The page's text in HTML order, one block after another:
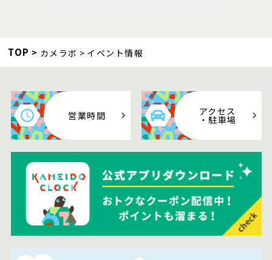
TOP カメラボ イベント情報
営業時間 アクセス
・駐車場